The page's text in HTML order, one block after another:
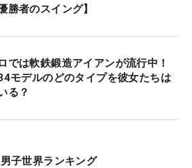
勝者のスイング】
では軟鉄鍛造アイアンが流行中！
モデルのどのタイプを彼女たちは
る？
子世界ランキング